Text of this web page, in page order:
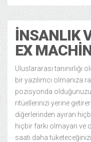
İNSANLIK
EX
Uluslararası tanınırlığı
bir yazılımcı olmanıza
pozisyonda
ritüellerinizi yerine
diğerlerinden ayıran
hiçbir farkı olmayan ve
saati daha